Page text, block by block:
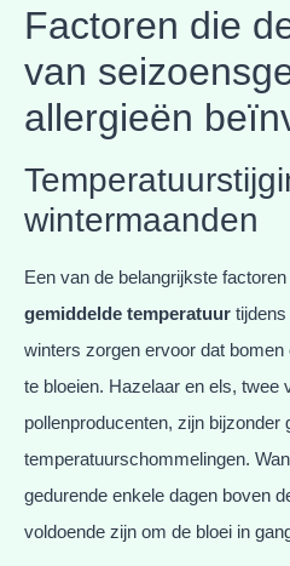
Factoren die
van
allergieën
wintermaanden
Een van de belangrijkste
gemiddelde temperatuur
winters zorgen ervoor dat bomen
te bloeien. Hazelaar en els, twee
pollenproducenten, zijn bijzonder
temperatuurschommelingen.
gedurende enkele dagen boven
voldoende zijn om de bloei in